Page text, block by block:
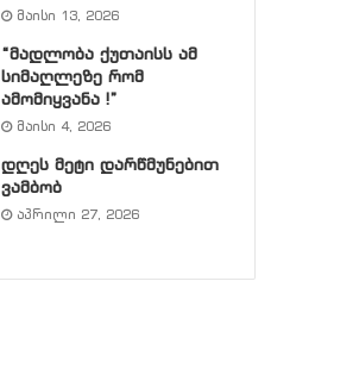
მაისი 13, 2026
“მადლობა ქუთაისს ამ
სიმაღლეზე რომ
ამომიყვანა !”
მაისი 4, 2026
დღეს მეტი დარწმუნებით
ვამბობ
აპრილი 27, 2026